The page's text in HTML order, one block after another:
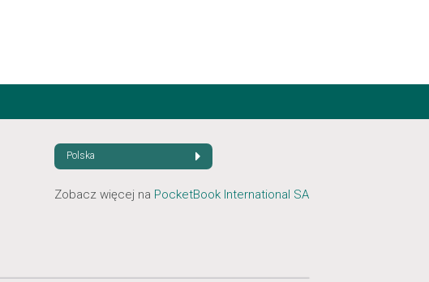
Polska
Zobacz więcej na PocketBook International SA